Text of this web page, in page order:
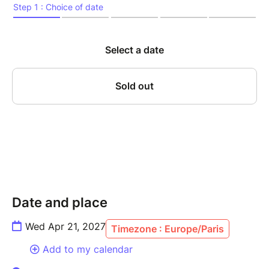
la concentration, l’écoute mutuelle et la sensibilité
atteignent leur paroxysme. Sur scène, Canonge,
contrebassiste au phrasé d’une précision redoutable,
en y infusant leurs racines créoles, latines, et leur
---------------
Date and place
Wed Apr 21, 2027 Timezone : Europe/Paris
Add to my calendar